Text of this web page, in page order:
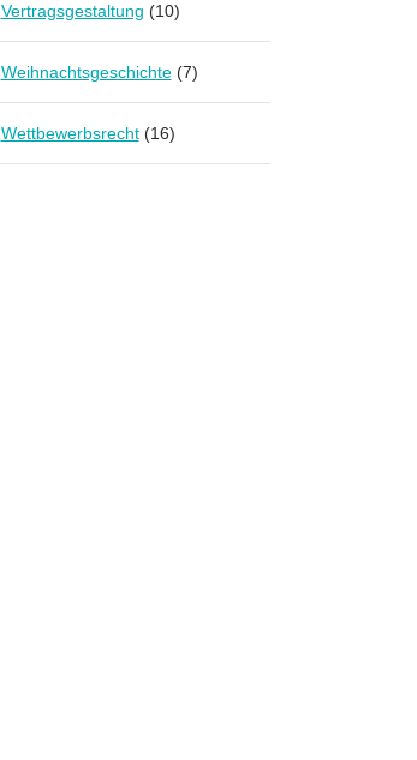
Vertragsgestaltung (10)
Weihnachtsgeschichte(7)
Wettbewerbsrecht(16)